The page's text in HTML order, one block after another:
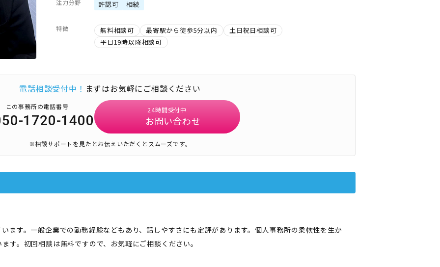
注力分野 許認可 相続
特徴 無料相談可 最寄駅から徒歩5分以内
土日祝日相談可
平日19時以降相談可
電話相談受付中！ まずはお気軽にご相談ください
この事務所の電話番号
1720-1400
24時間受付中
お問い合わせ
※相談サポートを見たとお伝えいただくとスムーズです。
ます。一般企業での勤務経験などもあり、話しやすさにも定評があります。個人事務所の柔軟性を生か
す。初回相談は無料ですので、お気軽にご相談ください。